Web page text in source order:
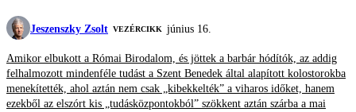
Jeszenszky Zsolt VEZÉRCIKK június 16.
Amikor elbukott a Római Birodalom, és jöttek a barbár hódítók, az addig
felhalmozott mindenféle tudást a Szent Benedek által alapított kolostorokba
menekítették, ahol aztán nem csak „kibekkelték” a viharos időket, hanem
ezekből az elszórt kis „tudásközpontokból” szökkent aztán szárba a mai